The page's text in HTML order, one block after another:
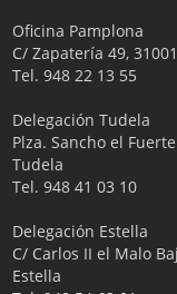
Oficina Pamplona
C/ Zapatería 49,
Tel. 948 22 13 55
​ Delegación Tudela
Plza. Sancho el
Tudela
Tel. 948 41 03 10
​ Delegación Estella
C/ Carlos II el Malo
Estella